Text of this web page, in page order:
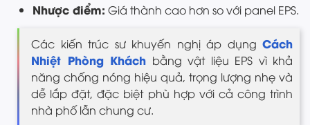
Nhược điểm: Giá thành cao hơn so với panel EPS.
Các kiến trúc sư khuyến nghị áp dụng Cách
Nhiệt Phòng Khách bằng vật liệu EPS vì khả
năng chống nóng hiệu quả, trọng lượng nhẹ và
dễ lắp đặt, đặc biệt phù hợp với cả công trình
nhà phố lẫn chung cư.